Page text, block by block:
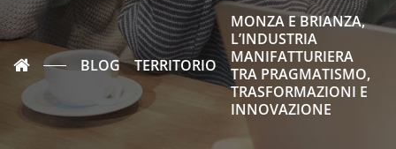
BLOG TERRITORIO
MONZA E BRIANZA,
L’INDUSTRIA
MANIFATTURIERA
TRA PRAGMATISMO,
TRASFORMAZIONI E
INNOVAZIONE